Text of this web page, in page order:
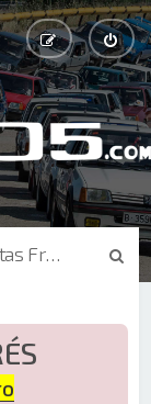
Preguntas Frecuentes
B